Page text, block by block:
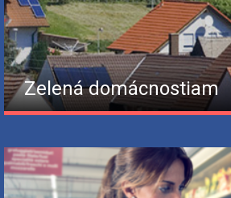
Zelená domácnostiam